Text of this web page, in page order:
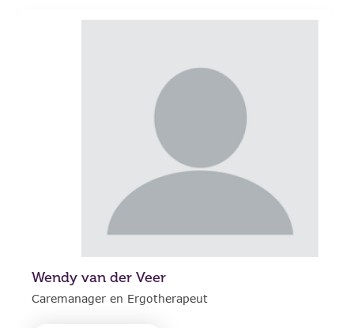
Wendy van der Veer
Caremanager en Ergotherapeut